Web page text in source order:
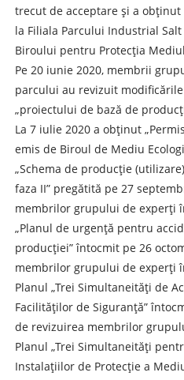
trecut de acceptare și a
la Filiala Parcului Industrial
Biroului pentru Protecția
Pe 20 iunie 2020, membrii
parcului au revizuit
„proiectului de bază de
La 7 iulie 2020 a obținut
emis de Biroul de Mediu
„Schema de producție
faza II” pregătită pe 27
membrilor grupului de experți
„Planul de urgență pentru
producției” întocmit pe 26
membrilor grupului de experți
Planul „Trei Simultaneități de
Facilităților de Siguranță”
de revizuirea membrilor
Planul „Trei Simultaneități
Instalațiilor de Protecție a